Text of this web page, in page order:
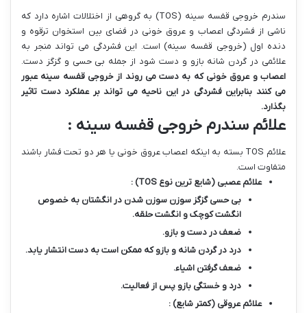
سندرم خروجی قفسه سینه (TOS) به گروهی از اختلالات اشاره دارد که
ناشی از فشردگی اعصاب و عروق خونی در فضای بین استخوان ترقوه و
دنده اول (خروجی قفسه سینه) است. این فشردگی می تواند منجر به
علائمی در گردن شانه بازو و دست شود از جمله بی حسی و گزگز دست.
اعصاب و عروق خونی که به دست می روند از خروجی قفسه سینه عبور
می کنند بنابراین فشردگی در این ناحیه می تواند بر عملکرد دست تاثیر
بگذارد.
علائم سندرم خروجی قفسه سینه :
علائم TOS بسته به اینکه اعصاب عروق خونی یا هر دو تحت فشار باشند
متفاوت است.
علائم عصبی (شایع ترین نوع
:
بی حسی گزگز سوزن سوزن شدن در انگشتان به خصوص
انگشت کوچک و انگشت حلقه.
ضعف در دست و بازو.
درد در گردن شانه و بازو که ممکن است به دست انتشار یابد.
ضعف گرفتن اشیاء.
درد و خستگی بازو پس از فعالیت.
علائم عروقی (کمتر شایع) :